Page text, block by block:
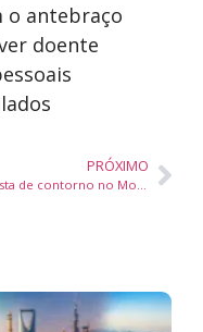
o antebraço
doente
PRÓXIMO
Proposta de contorno no Morro dos Cavalos pode resolver gargalo histórico da BR-101 em SC